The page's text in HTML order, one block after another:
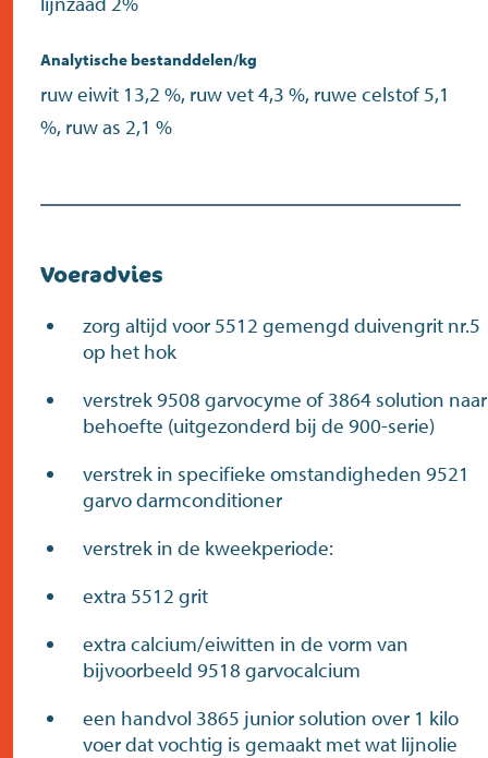
Analytische bestanddelen/kg
ruw eiwit 13,2 %, ruw vet 4,3 %, ruwe celstof 5,1
%, ruw as 2,1 %
Voeradvies
zorg altijd voor 5512 gemengd duivengrit nr.5
op het hok
verstrek 9508 garvocyme of 3864 solution naar
behoefte (uitgezonderd bij de 900-serie)
verstrek in specifieke omstandigheden 9521
garvo darmconditioner
verstrek in de kweekperiode:
extra 5512 grit
extra calcium/eiwitten in de vorm van
bijvoorbeeld 9518 garvocalcium
een handvol 3865 junior solution over 1 kilo
voer dat vochtig is gemaakt met wat lijnolie